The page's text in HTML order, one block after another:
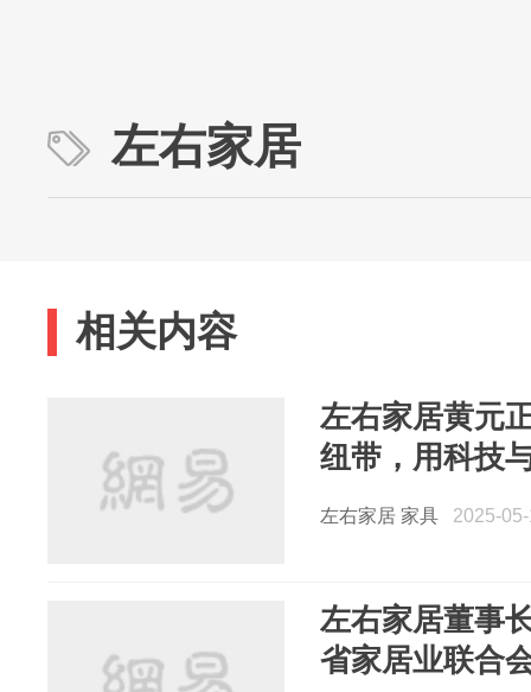
左右家居
相关内容
左右家居黄元
纽带，用科技
化
左右家居 家具 2025-05-
左右家居董事
省家居业联合